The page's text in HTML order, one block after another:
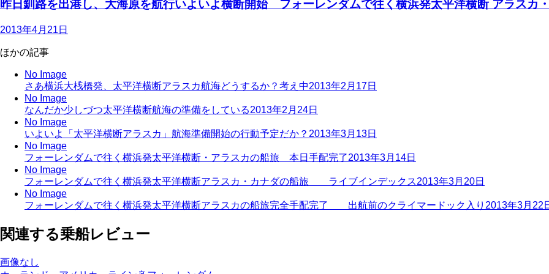
昨日釧路を出港し、大海原を航行いよいよ横断開始 フォーレンダムで往く横浜発太平洋横断 アラスカ
2013年4月21日
ほかの記事
No Image
さあ横浜大桟橋発、太平洋横断アラスカ航海どうするか？考え中2013年2月17日
No Image
なんだか少しづつ太平洋横断航海の準備をしている2013年2月24日
No Image
いよいよ「太平洋横断アラスカ」航海準備開始の行動予定だか？ 2013年3月13日
No Image
フォーレンダムで往く横浜発太平洋横断・アラスカの船旅 本日手配完了2013年3月14日
No Image
フォーレンダムで往く横浜発太平洋横断アラスカ・カナダの船旅 ライブインデックス2013年3月20日
No Image
フォーレンダムで往く横浜発太平洋横断アラスカの船旅完全手配完了 出航前のクライマードック入り 2013年3月22
関連する乗船レビュー
画像なし